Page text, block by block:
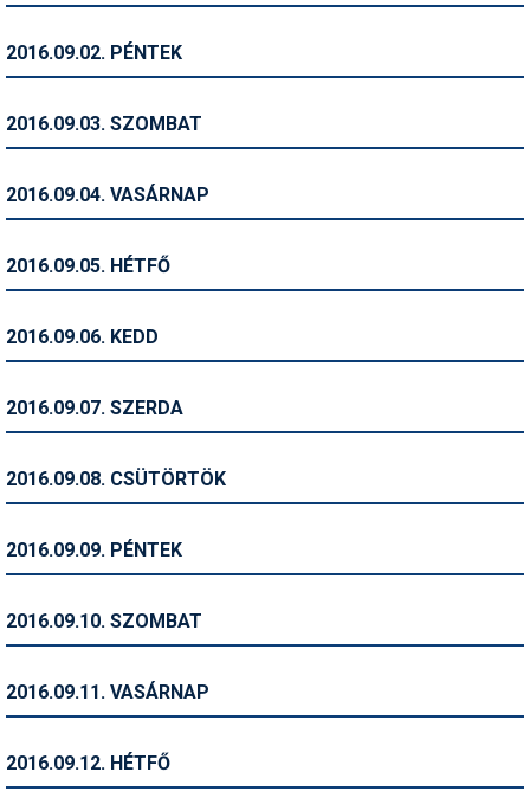
Ingatlan
Kerékpár
Magazinok
Pályázatok
Síbérletárak
2016.09.02. PÉNTEK
2016.09.03. SZOMBAT
2016.09.04. VASÁRNAP
2016.09.05. HÉTFŐ
2016.09.06. KEDD
2016.09.07. SZERDA
2016.09.08. CSÜTÖRTÖK
2016.09.09. PÉNTEK
2016.09.10. SZOMBAT
2016.09.11. VASÁRNAP
2016.09.12. HÉTFŐ